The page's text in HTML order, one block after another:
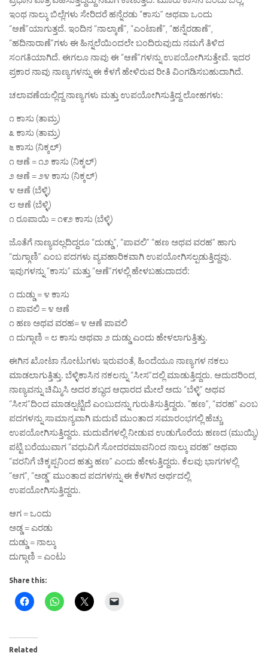
ಇಂಥ ನಾಲ್ಕು ಬಿಲ್ಲೆಗಳು ಸೇರಿದರೆ ಹನ್ನೆರಡು “ಕಾಸು” ಅಥವಾ ಒಂದು
“ಆಣೆ”ಯಾಗುತ್ತದೆ. ಇಂದಿನ “ನಾಲ್ಕಾಣೆ”, “ಎಂಟಾಣೆ”, “ಹನ್ನೆರಡಾಣೆ”,
“ಹದಿನಾರಾಣೆ”ಗಳು ಈ ಹಿನ್ನಲೆಯಿಂದಲೇ ಬಂದಿರುವುದು ನಮಗೆ ತಿಳಿದ
ಸಂಗತಿಯಾಗಿದೆ. ಈಗಲೂ ನಾವು ಈ “ಆಣೆ”ಗಳನ್ನು ಉಪಯೋಗಿಸುತ್ತೇವೆ. ಇದರ
ಪ್ರಕಾರ ನಾವು ನಾಣ್ಯಗಳನ್ನು ಈ ಕೆಳಗೆ ಹೇಳಿರುವ ರೀತಿ ವಿಂಗಡಿಸಬಹುದಾಗಿದೆ.
ಚಲಾವಣೆಯಲ್ಲಿದ್ದ ನಾಣ್ಯಗಳು ಮತ್ತು ಉಪಯೋಗಿಸುತ್ತಿದ್ದ ಲೋಹಗಳು:
೧ ಕಾಸು (ತಾಮ್ರ)
೩ ಕಾಸು (ತಾಮ್ರ)
೬ ಕಾಸು (ನಿಕ್ಕಲ್)
೧ ಆಣೆ = ೧೨ ಕಾಸು (ನಿಕ್ಕಲ್)
೨ ಆಣೆ = ೨೪ ಕಾಸು (ನಿಕ್ಕಲ್)
೪ ಆಣೆ (ಬೆಳ್ಳಿ)
೮ ಆಣೆ (ಬೆಳ್ಳಿ)
೧ ರೂಪಾಯಿ = ೧೯೨ ಕಾಸು (ಬೆಳ್ಳಿ)
ಜೊತೆಗೆ ನಾಣ್ಯವಲ್ಲದಿದ್ದರೂ “ದುಡ್ಡು”, “ಪಾವಲಿ” “ಹಣ ಅಥವ ವರಹ” ಹಾಗು
“ದುಗ್ಗಾಣಿ” ಎಂಬ ಪದಗಳು ವ್ಯವಹಾರಿಕವಾಗಿ ಉಪಯೋಗಿಸಲ್ಪಡುತ್ತಿದ್ದವು.
ಇವುಗಳನ್ನು “ಕಾಸು” ಮತ್ತು “ಆಣೆ”ಗಳಲ್ಲಿ ಹೇಳಬಹುದಾದರೆ:
೧ ದುಡ್ಡು = ೪ ಕಾಸು
೧ ಪಾವಲಿ = ೪ ಆಣೆ
೧ ಹಣ ಅಥವ ವರಹ= ೪ ಆಣೆ ಪಾವಲಿ
೧ ದುಗ್ಗಾಣಿ = ೮ ಕಾಸು ಅಥವಾ ೨ ದುಡ್ಡು ಎಂದು ಹೇಳಲಾಗುತ್ತಿತ್ತು.
ಈಗಿನ ಖೋಟಾ ನೋಟುಗಳು ಇರುವಂತೆ, ಹಿಂದೆಯೂ ನಾಣ್ಯಗಳ ನಕಲು
ಮಾಡಲಾಗುತ್ತಿತ್ತು. ಬೆಳ್ಳಿಕಾಸಿನ ನಕಲನ್ನು “ಸೀಸ”ದಲ್ಲಿ ಮಾಡುತ್ತಿದ್ದರು. ಆದುದರಿಂದ,
ನಾಣ್ಯವನ್ನು ಚಿಮ್ಮಿಸಿ ಅದರ ಶಬ್ಧದ ಆಧಾರದ ಮೇಲೆ ಅದು “ಬೆಳ್ಳಿ” ಅಥವ
“ಸೀಸ”ದಿಂದ ಮಾಡಲ್ಪಟ್ಟಿದೆ ಎಂಬುದನ್ನು ಗುರುತಿಸುತ್ತಿದ್ದರು. “ಹಣ”, “ವರಹ” ಎಂಬ
ಪದಗಳನ್ನು ಸಾಮಾನ್ಯವಾಗಿ ಮದುವೆ ಮುಂತಾದ ಸಮಾರಂಭಗಲ್ಲಿ ಹೆಚ್ಚು
ಉಪಯೋಗಿಸುತ್ತಿದ್ದರು. ಮದುವೆಗಳಲ್ಲಿ ನೀಡುವ ಉಡುಗೊರೆಯ ಹಣದ (ಮುಯ್ಯಿ)
ಪಟ್ಟಿ ಬರೆಯುವಾಗ “ವಧುವಿಗೆ ಸೋದರಮಾವನಿಂದ ನಾಲ್ಕು ವರಹ” ಅಥವಾ
“ವರನಿಗೆ ಚಿಕ್ಕಪ್ಪನಿಂದ ಹತ್ತು ಹಣ” ಎಂದು ಹೇಳುತ್ತಿದ್ದರು. ಕೆಲವು ಭಾಗಗಳಲ್ಲಿ
“ಆಗ”, “ಅಡ್ಡ” ಮುಂತಾದ ಪದಗಳನ್ನು ಈ ಕೆಳಗಿನ ಅರ್ಥದಲ್ಲಿ
ಉಪಯೋಗಿಸುತ್ತಿದ್ದರು.
ಆಗ = ಒಂದು
ಅಡ್ಡ = ಎರಡು
ದುಡ್ಡು = ನಾಲ್ಕು
ದುಗ್ಗಾಣಿ = ಎಂಟು
Share this:
Related